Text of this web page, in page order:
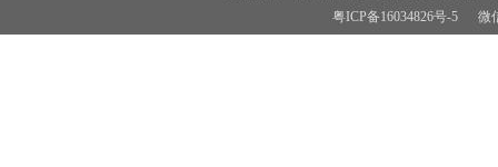
粤ICP备16034826号-5微信